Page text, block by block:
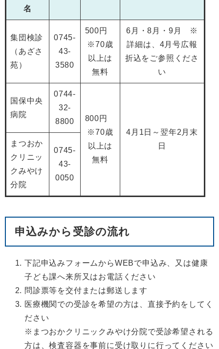
名
集団検診
（あざさ
苑）
0745-
43-
3580
500円
※70歳
以上は
無料
6月・8月・9月 ※
詳細は、4月号広報
折込をご参照くださ
い
国保中央
病院
0744-
32-
8800
800円
※70歳
以上は
無料
4月1日～翌年2月末
日
まつおか
クリニッ
クみやけ
分院
0745-
43-
0050
申込みから受診の流れ
下記申込みフォームからWEBで申込み、又は健康
子ども課へ来所又はお電話ください
問診票等を交付または郵送します
医療機関での受診を希望の方は、直接予約をしてく
ださい
※まつおかクリニックみやけ分院で受診希望される
方は、検査容器を事前に受け取りに行ってください